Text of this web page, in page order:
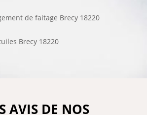
de faitage Brecy 18220
Brecy 18220
AVIS DE NOS